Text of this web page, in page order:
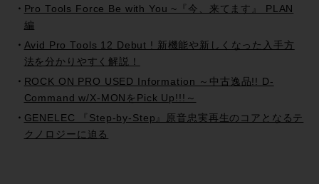
Pro Tools Force Be with You ~『今、来てます』 PLAN
編
Avid Pro Tools 12 Debut ! 新機能や新しくなった入手方
法を分かりやすく解説！
ROCK ON PRO USED Information ～中古逸品!! D-
Command w/X-MONをPick Up!!!～
GENELEC 『Step-by-Step』原音忠実再生のコアとなるテ
クノロジーに迫る